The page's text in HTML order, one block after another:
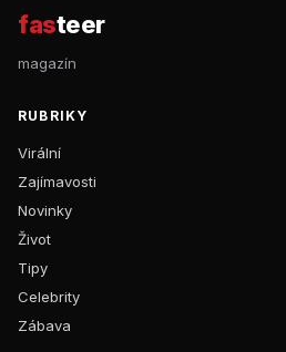
fasteer
magazín
RUBRIKY
Virální
Zajímavosti
Novinky
Život
Tipy
Celebrity
Zábava